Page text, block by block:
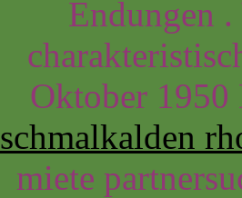
Endungen
Oktober
schmalkalden
miete